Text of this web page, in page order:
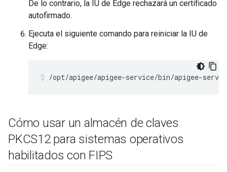
De lo contrario, la IU de Edge rechazará un certificado
autofirmado.
Ejecuta el siguiente comando para reiniciar la IU de
Edge:
/opt/apigee/apigee-service/bin/apigee-
Cómo usar un almacén de claves
PKCS12 para sistemas operativos
habilitados con FIPS